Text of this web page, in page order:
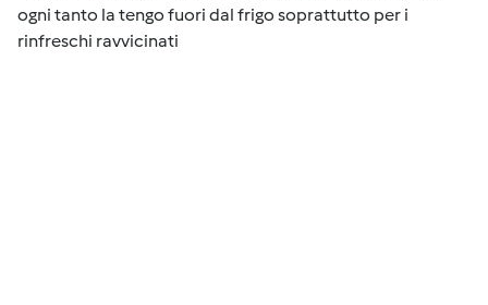
ogni tanto la tengo fuori dal frigo soprattutto per i
rinfreschi ravvicinati